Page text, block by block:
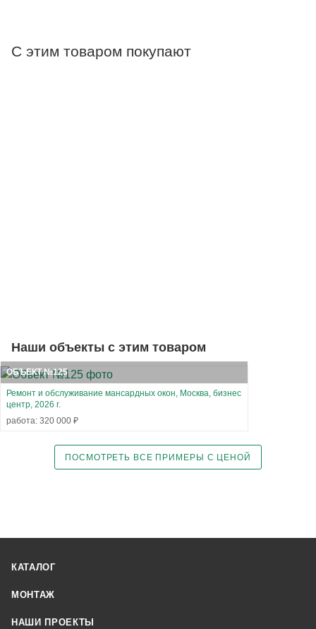
С этим товаром покупают
Наши объекты с этим товаром
ОБЪЕКТ №125
Ремонт и обслуживание мансардных окон, Москва, бизнес
центр, 2026 г.
работа: 320 000 ₽
ПОСМОТРЕТЬ ВСЕ ПРИМЕРЫ С ЦЕНОЙ
КАТАЛОГ
МОНТАЖ
НАШИ ПРОЕКТЫ